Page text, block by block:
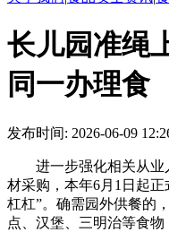
长儿园准绳
同一办理食
发布时间: 2026-06-09
进一步强化相关从业
材采购，本年6月1日起
杠杠”。确需园外供餐的
点、汉堡、三明治等食